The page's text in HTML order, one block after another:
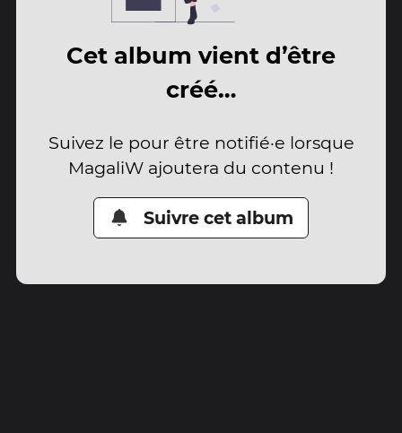
Cet album vient d’être
créé…
Suivez le pour être notifié·e lorsque
MagaliW ajoutera du contenu !
Suivre cet album